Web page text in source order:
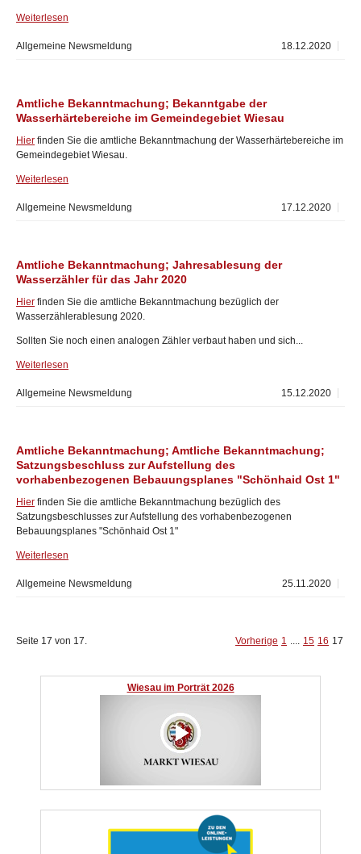
Weiterlesen
18.12.2020
Allgemeine Newsmeldung
Amtliche Bekanntmachung; Bekanntgabe der
Wasserhärtebereiche im Gemeindegebiet Wiesau
Hier finden Sie die amtliche Bekanntmachung der Wasserhärtebereiche im
Gemeindegebiet Wiesau.
Weiterlesen
17.12.2020
Allgemeine Newsmeldung
Amtliche Bekanntmachung; Jahresablesung der
Wasserzähler für das Jahr 2020
Hier finden Sie die amtliche Bekanntmachung bezüglich der
Wasserzählerablesung 2020.
Sollten Sie noch einen analogen Zähler verbaut haben und sich...
Weiterlesen
15.12.2020
Allgemeine Newsmeldung
Amtliche Bekanntmachung; Amtliche Bekanntmachung;
Satzungsbeschluss zur Aufstellung des
vorhabenbezogenen Bebauungsplanes "Schönhaid Ost 1"
Hier finden Sie die amtliche Bekanntmachung bezüglich des
Satzungsbeschlusses zur Aufstellung des vorhabenbezogenen
Bebauungsplanes "Schönhaid Ost 1"
Weiterlesen
25.11.2020
Allgemeine Newsmeldung
Seite 17 von 17. Vorherige 1 .... 15 16 17
Wiesau im Porträt 2026